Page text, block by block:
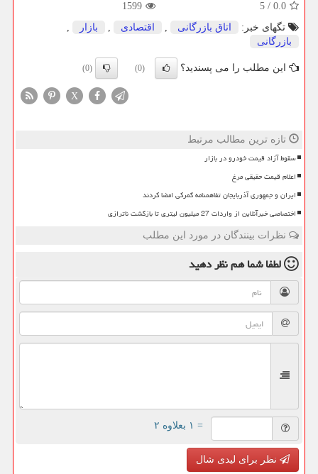
0.0
/
5
1599
تگهای خبر:
اتاق بازرگانی , اقتصادی , بازار
,
بازرگانی
این مطلب را می پسندید؟ (0)
(0)
X
تازه ترین مطالب مرتبط
سقوط آزاد قیمت خودرو در بازار
اعلام قیمت حقیقی مرغ
ایران و جمهوری آذربایجان تفاهمنامه گمرکی امضا کردند
اختصاصی خبرآنلاین از واردات 27 میلیون لیتری تا بازگشت ناترازی
نظرات بینندگان در مورد این مطلب
لطفا شما همنظر دهید
= ۱ بعلاوه ۲
نظر برای لیدی شال